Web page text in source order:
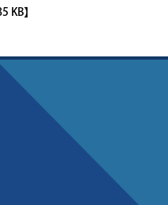
KB】